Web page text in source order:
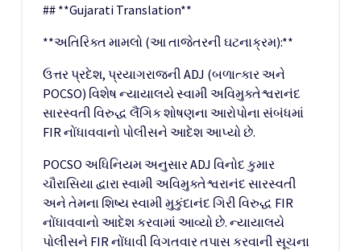
## **Gujarati Translation**
**અતિરિક્ત મામલો (આ તાજેતરની ઘટનાક્રમ):**
ઉત્તર પ્રદેશ, પ્રયાગરાજની ADJ (બળાત્કાર અને
POCSO) વિશેષ ન્યાયાલયે સ્વામી અવિમુક્તેશ્વરાનંદ
સારસ્વતી વિરુદ્ધ લૈંગિક શોષણના આરોપોના સંબંધમાં
FIR નોંધાવવાનો પોલીસને આદેશ આપ્યો છે.
POCSO અધિનિયમ અનુસાર ADJ વિનોદ કુમાર
ચૌરાસિયા દ્વારા સ્વામી અવિમુક્તેશ્વરાનંદ સારસ્વતી
અને તેમના શિષ્ય સ્વામી મુકુંદાનંદ ગિરી વિરુદ્ધ FIR
નોંધાવવાનો આદેશ કરવામાં આવ્યો છે. ન્યાયાલયે
પોલીસને FIR નોંધાવી વિગતવાર તપાસ કરવાની સૂચના